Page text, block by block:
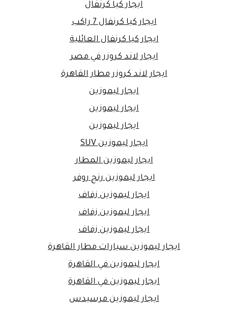
ايجار كيا كرنفال
ايجار كيا كرنفال 7 راكب
ايجار كيا كرنفال العائلية
ايجار لاند كروزر في مصر
ايجار لاند كروزر مطار القاهرة
ايجار ليموزين
ايجار ليموزين
ايجار ليموزين
ايجار ليموزين SUV
ايجار ليموزين المطار
ايجار ليموزين رنج روفر
ايجار ليموزين زفاف
ايجار ليموزين زفاف
ايجار ليموزين زفاف
ايجار ليموزين سيارات مطار القاهرة
ايجار ليموزين في القاهرة
ايجار ليموزين في القاهرة
ايجار ليموزين مرسيدس